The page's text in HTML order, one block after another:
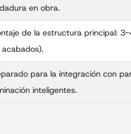
en obra.
de la estructura principal:
acabados).
para la integración con
inteligentes.